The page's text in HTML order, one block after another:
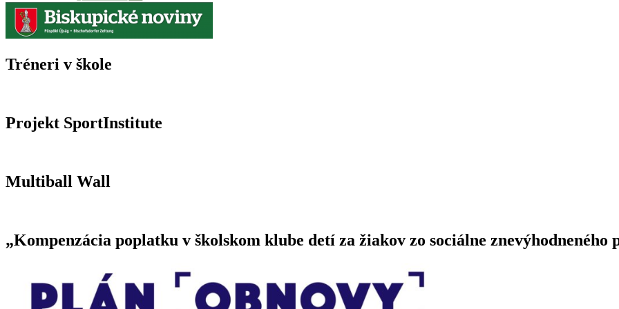
Tréneri v škole
Projekt SportInstitute
Multiball Wall
„Kompenzácia poplatku v školskom klube detí za žiakov zo sociálne